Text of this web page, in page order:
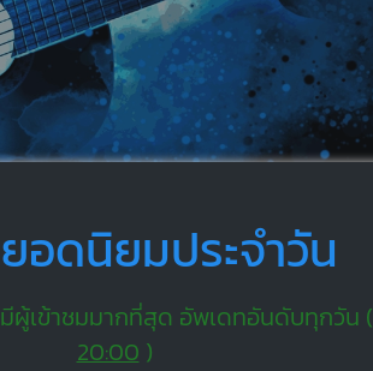
อดนิยมประจำวัน
เข้าชมมากที่สุด อัพเดทอันดับทุกวัน (
20:00 )